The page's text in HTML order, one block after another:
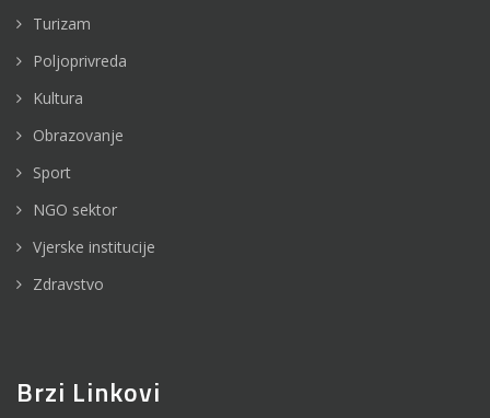
Turizam
Poljoprivreda
Kultura
Obrazovanje
Sport
NGO sektor
Vjerske institucije
Zdravstvo
Brzi Linkovi